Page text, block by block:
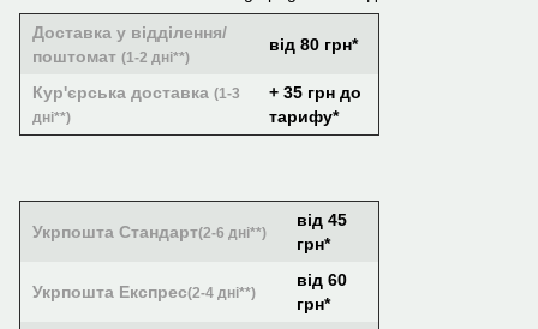
Доставка у відділення/
поштомат (1-2 дні**)
від 80 грн*
Кур'єрська доставка (1-3
дні**)
+ 35 грн до
тарифу*
Укрпошта Стандарт(2-6 дні**)
від 45
грн*
Укрпошта Експрес(2-4 дні**)
від 60
грн*